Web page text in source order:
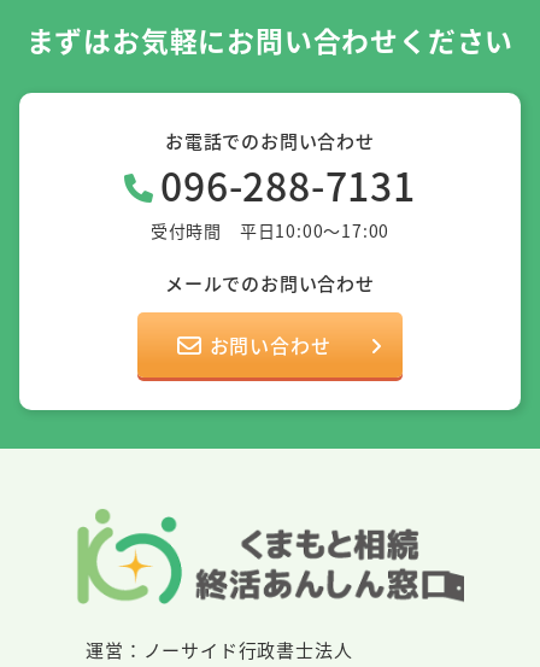
まずはお気軽にお問い合わせください
お電話でのお問い合わせ
096-288-7131
受付時間 平日10:00～17:00
メールでのお問い合わせ
お問い合わせ
運営：ノーサイド行政書士法人